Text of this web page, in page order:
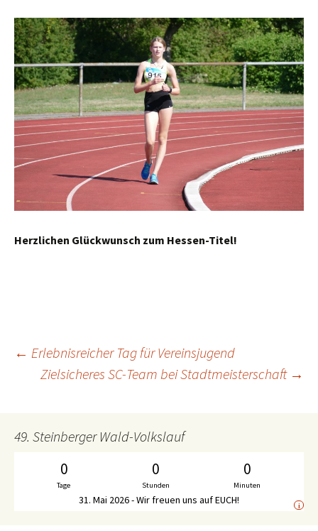
Herzlichen Glückwunsch zum Hessen-Titel!
Beitrags-
← Erlebnisreicher Tag für Vereinsjugend
Zielsicheres SC-Team bei Stadtmeisterschaft →
49. Steinberger Wald-Volkslauf
0
Tage
0
Stunden
0
Minuten
31. Mai 2026 - Wir freuen uns auf EUCH! i